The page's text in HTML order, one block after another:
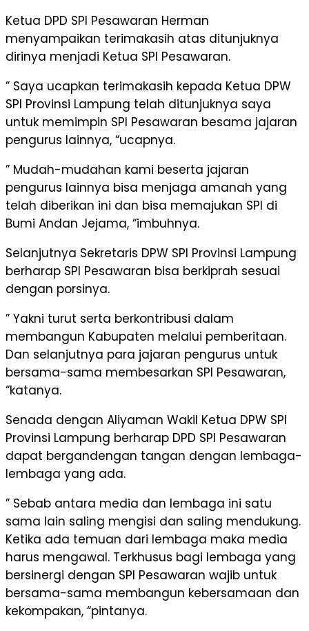
Ketua DPD SPI Pesawaran Herman
menyampaikan terimakasih atas ditunjuknya
dirinya menjadi Ketua SPI Pesawaran.
” Saya ucapkan terimakasih kepada Ketua DPW
SPI Provinsi Lampung telah ditunjuknya saya
untuk memimpin SPI Pesawaran besama jajaran
pengurus lainnya, “ucapnya.
” Mudah-mudahan kami beserta jajaran
pengurus lainnya bisa menjaga amanah yang
telah diberikan ini dan bisa memajukan SPI di
Bumi Andan Jejama, “imbuhnya.
Selanjutnya Sekretaris DPW SPI Provinsi Lampung
berharap SPI Pesawaran bisa berkiprah sesuai
dengan porsinya.
” Yakni turut serta berkontribusi dalam
membangun Kabupaten melalui pemberitaan.
Dan selanjutnya para jajaran pengurus untuk
bersama-sama membesarkan SPI Pesawaran,
“katanya.
Senada dengan Aliyaman Wakil Ketua DPW SPI
Provinsi Lampung berharap DPD SPI Pesawaran
dapat bergandengan tangan dengan lembaga-
lembaga yang ada.
” Sebab antara media dan lembaga ini satu
sama lain saling mengisi dan saling mendukung.
Ketika ada temuan dari lembaga maka media
harus mengawal. Terkhusus bagi lembaga yang
bersinergi dengan SPI Pesawaran wajib untuk
bersama-sama membangun kebersamaan dan
kekompakan, “pintanya.